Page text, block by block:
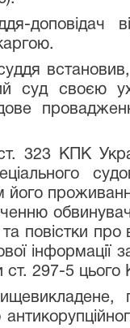
доповідач
суд своєю
323 КПК
його
та повістки
інформації
297-5 цього